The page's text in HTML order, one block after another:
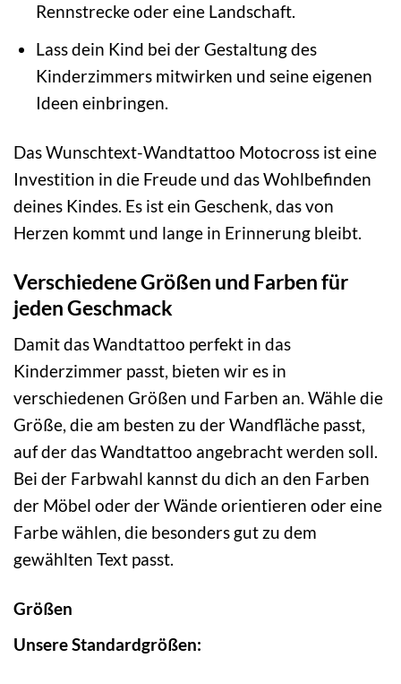
Rennstrecke oder eine Landschaft.
Lass dein Kind bei der Gestaltung des
Kinderzimmers mitwirken und seine eigenen
Ideen einbringen.
Das Wunschtext-Wandtattoo Motocross ist eine
Investition in die Freude und das Wohlbefinden
deines Kindes. Es ist ein Geschenk, das von
Herzen kommt und lange in Erinnerung bleibt.
Verschiedene Größen und Farben für
jeden Geschmack
Damit das Wandtattoo perfekt in das
Kinderzimmer passt, bieten wir es in
verschiedenen Größen und Farben an. Wähle die
Größe, die am besten zu der Wandfläche passt,
auf der das Wandtattoo angebracht werden soll.
Bei der Farbwahl kannst du dich an den Farben
der Möbel oder der Wände orientieren oder eine
Farbe wählen, die besonders gut zu dem
gewählten Text passt.
Größen
Unsere Standardgrößen: